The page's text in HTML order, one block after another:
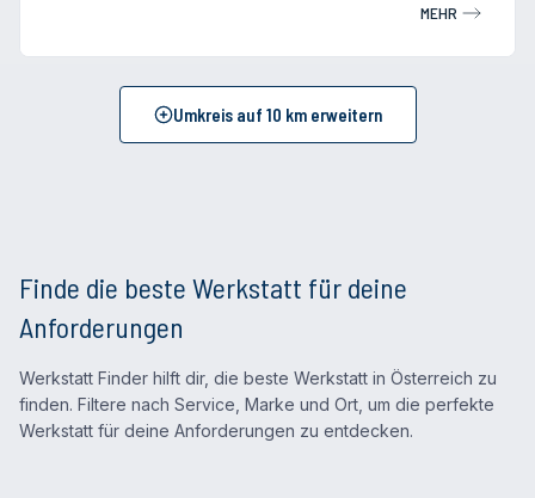
MEHR
Umkreis auf 10 km erweitern
Finde die beste Werkstatt für deine
Anforderungen
Werkstatt Finder hilft dir, die beste Werkstatt in Österreich zu
finden. Filtere nach Service, Marke und Ort, um die perfekte
Werkstatt für deine Anforderungen zu entdecken.